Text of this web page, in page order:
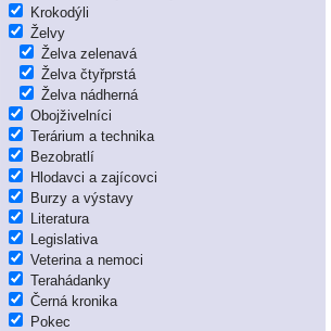
Krokodýli
Želvy
Želva zelenavá
Želva čtyřprstá
Želva nádherná
Obojživelníci
Terárium a technika
Bezobratlí
Hlodavci a zajícovci
Burzy a výstavy
Literatura
Legislativa
Veterina a nemoci
Terahádanky
Černá kronika
Pokec